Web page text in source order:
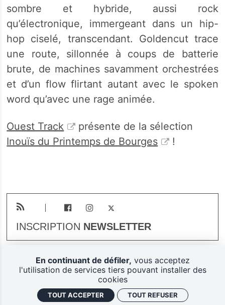
sombre et hybride, aussi rock
qu’électronique, immergeant dans un hip-
hop ciselé, transcendant. Goldencut trace
une route, sillonnée à coups de batterie
brute, de machines savamment orchestrées
et d’un flow flirtant autant avec le spoken
word qu’avec une rage animée.
Ouest Track
présente de la sélection
Inouïs du Printemps de Bourges
!
INSCRIPTION NEWSLETTER
Plan du site
Mentions légales
Politique de confidentialité
En continuant de défiler, vous acceptez
l'utilisation de services tiers pouvant installer des
cookies
TOUT ACCEPTER TOUT REFUSER